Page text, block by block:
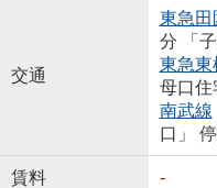
交通
東急田
分 「
東急東
母口住
南武線
口」
賃料 -